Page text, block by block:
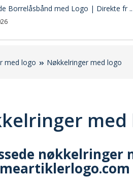
Borrelåsbånd med Logo | Direkte fr ..
med logo Nøkkelringer med logo
med